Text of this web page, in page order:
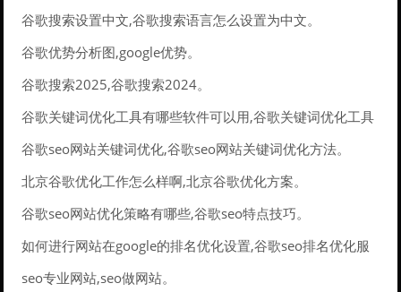
谷歌搜索设置中文,谷歌搜索语言怎么设置为中文。
谷歌优势分析图,google优势。
谷歌搜索2025,谷歌搜索2024。
谷歌关键词优化工具有哪些软件可以用,谷歌关键词优化工具
有哪些软件可以用的。
谷歌seo网站关键词优化,谷歌seo网站关键词优化方法。
北京谷歌优化工作怎么样啊,北京谷歌优化方案。
谷歌seo网站优化策略有哪些,谷歌seo特点技巧。
如何进行网站在google的排名优化设置,谷歌seo排名优化服
务。
seo专业网站,seo做网站。